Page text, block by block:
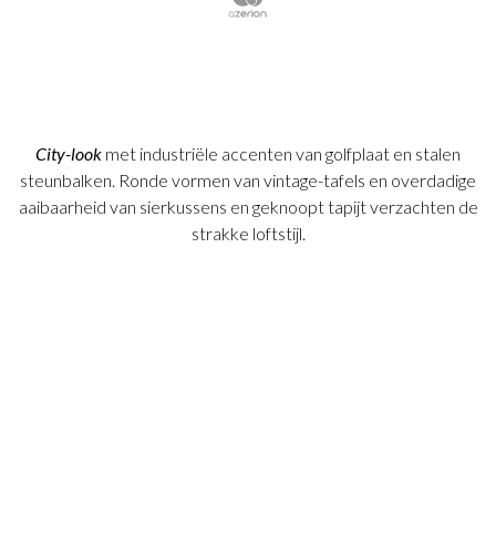
City-look met industriële accenten van golfplaat en stalen
steunbalken. Ronde vormen van vintage-tafels en overdadige
aaibaarheid van sierkussens en geknoopt tapijt verzachten de
strakke loftstijl.